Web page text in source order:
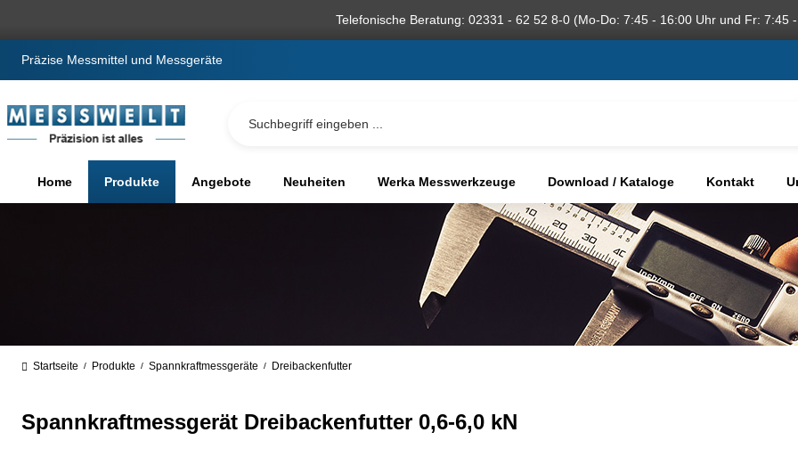
Telefonische Beratung: 02331 - 62 52 8-0 (Mo-Do: 7:45 - 16:00 Uhr und Fr: 7:45
Präzise Messmittel und Messgeräte
Home Produkte Angebote Neuheiten Werka Messwerkzeuge Download / Kataloge Kontakt
Startseite / Produkte / Spannkraftmessgeräte / Dreibackenfutter
Spannkraftmessgerät Dreibackenfutter 0,6-6,0 kN